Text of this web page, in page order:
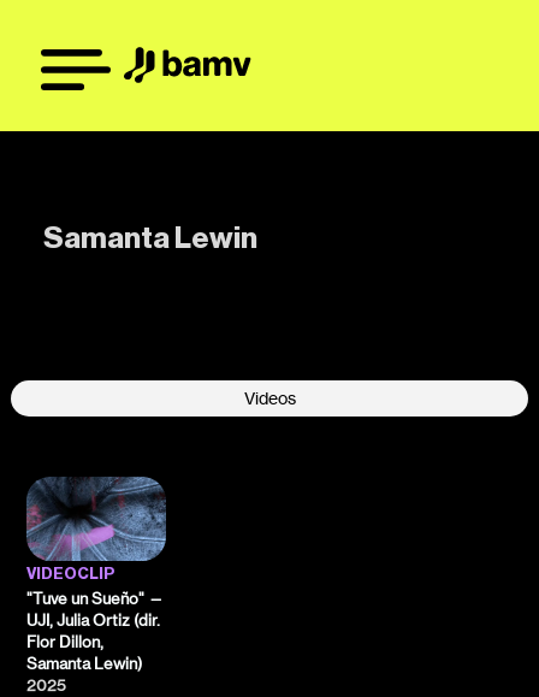
Samanta Lewin
Videos
VIDEOCLIP
"Tuve un Sueño" —
UJI, Julia Ortiz (dir.
Flor Dillon,
Samanta Lewin)
2025